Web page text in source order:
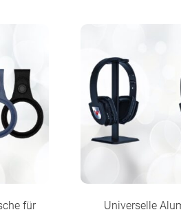
für Universelle